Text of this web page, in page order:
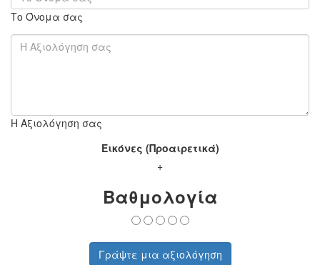
Το Όνομα σας
Η Αξιολόγηση σας
Εικόνες (Προαιρετικά)
+
Βαθμολογία
Γράψτε μια αξιολόγηση